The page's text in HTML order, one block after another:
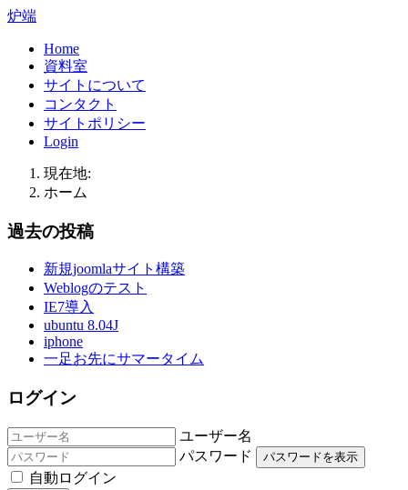
炉端
Home
資料室
サイトについて
コンタクト
サイトポリシー
Login
現在地:
ホーム
過去の投稿
新規joomlaサイト構築
Weblogのテスト
IE7導入
ubuntu 8.04J
iphone
一足お先にサマータイム
ログイン
ユーザー名
パスワード
パスワードを表示
自動ログイン